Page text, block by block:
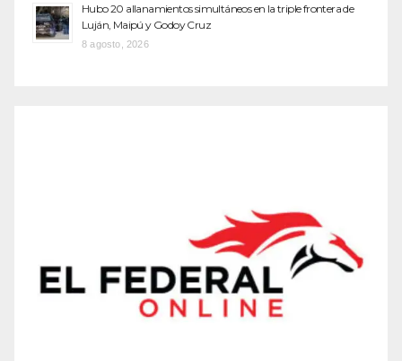
Hubo 20 allanamientos simultáneos en la triple frontera de
Luján, Maipú y Godoy Cruz
8 agosto, 2026